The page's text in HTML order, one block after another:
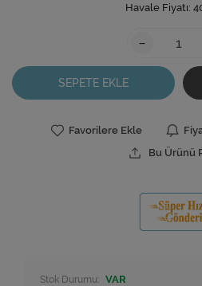
Havale Fiyatı:
-
SEPETE EKLE
Favorilere Ekle
Bu Ürünü
Stok Durumu: VAR